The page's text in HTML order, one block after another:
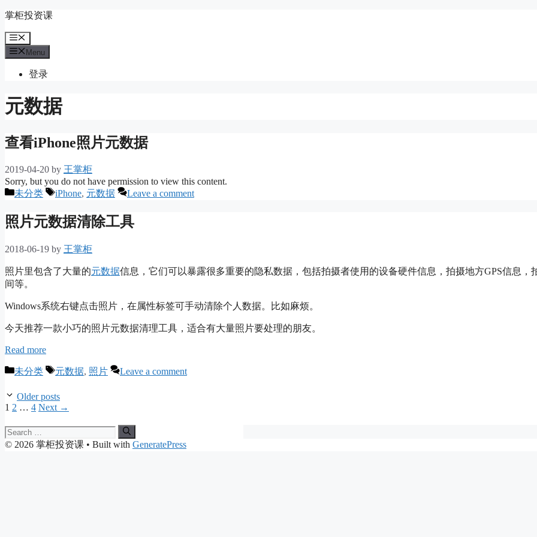
Skip
content
掌柜投资课
Menu
Menu
登录
元数据
查看iPhone照片元数据
2019-04-20 by 王掌柜
Sorry, but you do not have permission to view this content.
Categories
未分类 Tags
iPhone, 元数据 Leave a comment
照片元数据清除工具
2018-06-19 by 王掌柜
照片里包含了大量的元数据信息，它们可以暴露很多重要的隐私数据，包括拍摄者使用的设备硬件信息，拍摄地方GPS信息，
间等。
Windows系统右键点击照片，在属性标签可手动清除个人数据。比如麻烦。
今天推荐一款小巧的照片元数据清理工具，适合有大量照片要处理的朋友。
Read more
Categories
未分类 Tags
元数据, 照片 Leave a comment
Older posts
Page
1 Page
2 … Page
4 Next →
Search
for:
© 2026 掌柜投资课 • Built with GeneratePress